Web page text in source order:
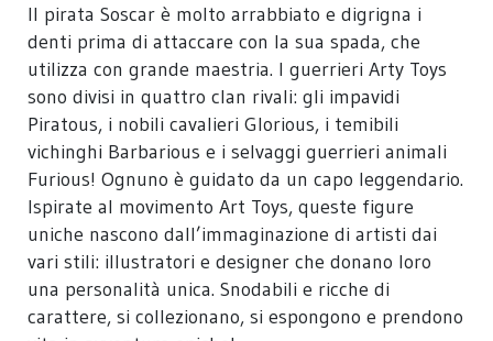
Il pirata Soscar è molto arrabbiato e digrigna i
denti prima di attaccare con la sua spada, che
utilizza con grande maestria. I guerrieri Arty Toys
sono divisi in quattro clan rivali: gli impavidi
Piratous, i nobili cavalieri Glorious, i temibili
vichinghi Barbarious e i selvaggi guerrieri animali
Furious! Ognuno è guidato da un capo leggendario.
Ispirate al movimento Art Toys, queste figure
uniche nascono dall’immaginazione di artisti dai
vari stili: illustratori e designer che donano loro
una personalità unica. Snodabili e ricche di
carattere, si collezionano, si espongono e prendono